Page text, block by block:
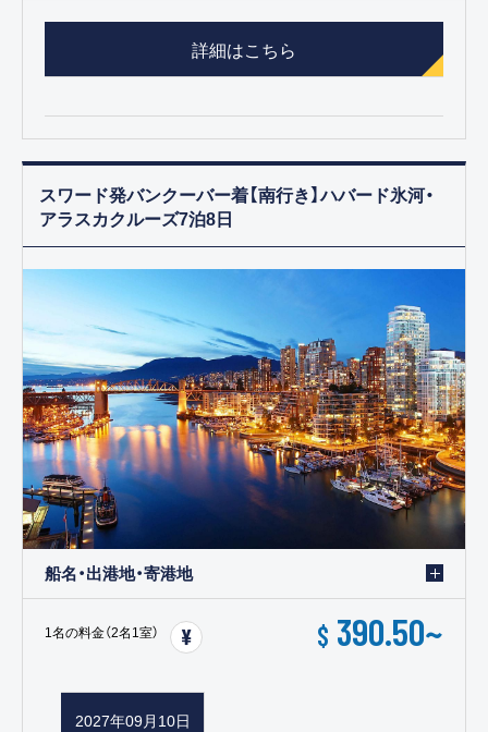
詳細はこちら
スワード発バンクーバー着【南行き】ハバード氷河・
アラスカクルーズ7泊8日
船名・出港地・寄港地
1名の料金（2名1室） $ 390.50~
2027年09月10日